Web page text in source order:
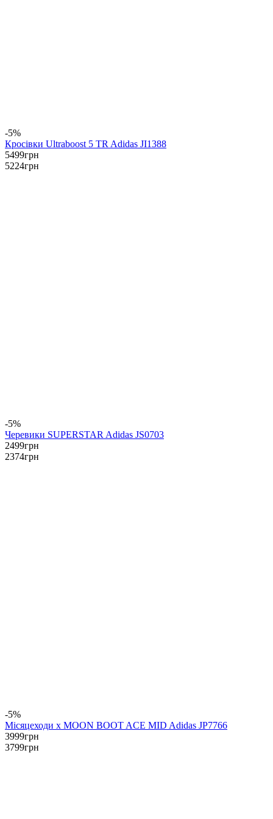
-5%
Кросівки Ultraboost 5 TR Adidas JI1388
5499грн
5224грн
-5%
Черевики SUPERSTAR Adidas JS0703
2499грн
2374грн
-5%
Місяцеходи x MOON BOOT ACE MID Adidas JP7766
3999грн
3799грн